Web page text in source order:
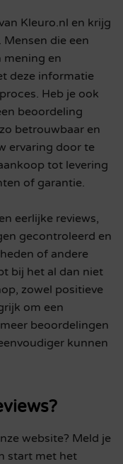
Kleuro.nl en krijg
die een
mening en
deze informatie
Heb je ook
beoordeling
betrouwbaar en
ervaring door te
tot levering
of garantie.
eerlijke reviews,
gecontroleerd en
of andere
bij het al dan niet
zowel positieve
om een
beoordelingen
kunnen
website? Meld je
start met het